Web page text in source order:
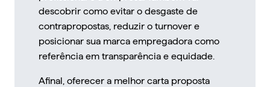
descobrir como evitar o desgaste de
contrapropostas, reduzir o turnover e
posicionar sua marca empregadora como
referência em transparência e equidade.
Afinal, oferecer a melhor carta proposta